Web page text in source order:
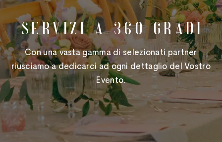
SERVIZI A 360 GRADI
Con una vasta gamma di selezionati partner
riusciamo a dedicarci ad ogni dettaglio del Vostro
Evento.